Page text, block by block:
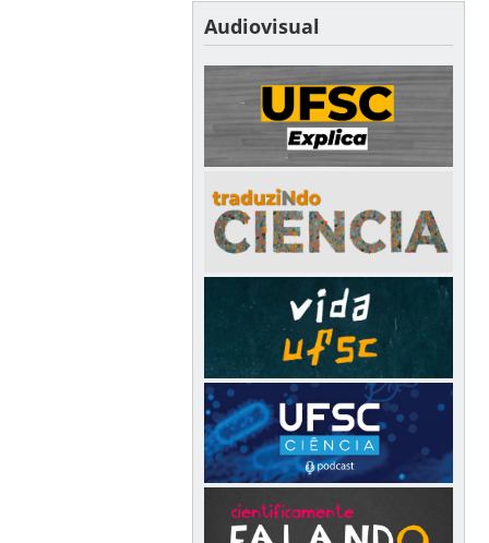
Audiovisual